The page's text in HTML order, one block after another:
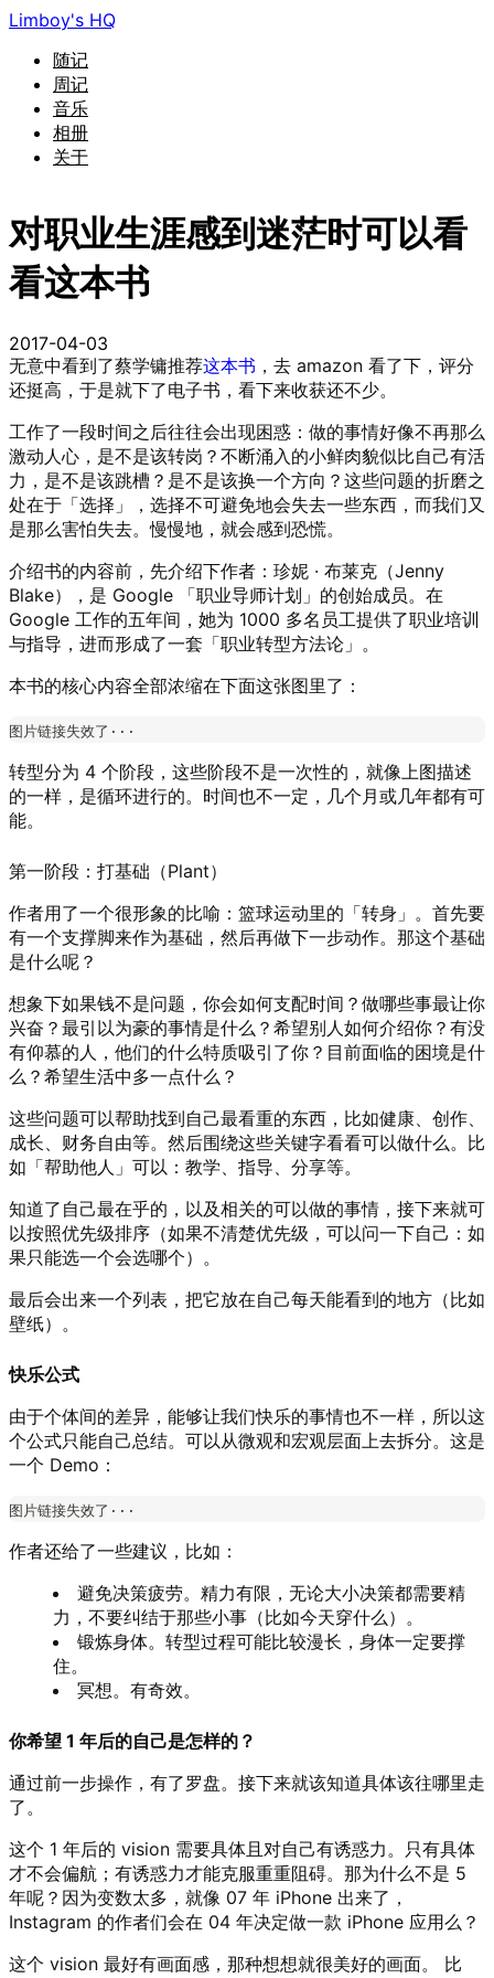
Limboy's HQ
随记
周记
音乐
相册
关于
对职业生涯感到迷茫时可以看
看这本书
2017-04-03
无意中看到了蔡学镛推荐这本书 ，去 amazon 看了下，评分
还挺高，于是就下了电子书，看下来收获还不少。
工作了一段时间之后往往会出现困惑：做的事情好像不再那么
激动人心，是不是该转岗？不断涌入的小鲜肉貌似比自己有活
力，是不是该跳槽？是不是该换一个方向？这些问题的折磨之
处在于「选择」，选择不可避免地会失去一些东西，而我们又
是那么害怕失去。慢慢地，就会感到恐慌。
介绍书的内容前，先介绍下作者：珍妮 · 布莱克（Jenny
Blake），是 Google 「职业导师计划」的创始成员。在
Google 工作的五年间，她为 1000 多名员工提供了职业培训
与指导，进而形成了一套「职业转型方法论」。
本书的核心内容全部浓缩在下面这张图里了：
图片链接失效了···
转型分为 4 个阶段，这些阶段不是一次性的，就像上图描述
的一样，是循环进行的。时间也不一定，几个月或几年都有可
能。
第一阶段：打基础（Plant）
作者用了一个很形象的比喻：篮球运动里的「转身」。首先要
有一个支撑脚来作为基础，然后再做下一步动作。那这个基础
是什么呢？
想象下如果钱不是问题，你会如何支配时间？做哪些事最让你
兴奋？最引以为豪的事情是什么？希望别人如何介绍你？有没
有仰慕的人，他们的什么特质吸引了你？目前面临的困境是什
么？希望生活中多一点什么？
这些问题可以帮助找到自己最看重的东西，比如健康、创作、
成长、财务自由等。然后围绕这些关键字看看可以做什么。比
如「帮助他人」可以：教学、指导、分享等。
知道了自己最在乎的，以及相关的可以做的事情，接下来就可
以按照优先级排序（如果不清楚优先级，可以问一下自己：如
果只能选一个会选哪个）。
最后会出来一个列表，把它放在自己每天能看到的地方（比如
壁纸）。
快乐公式
由于个体间的差异，能够让我们快乐的事情也不一样，所以这
个公式只能自己总结。可以从微观和宏观层面上去拆分。这是
一个 Demo：
图片链接失效了···
作者还给了一些建议，比如：
避免决策疲劳。精力有限，无论大小决策都需要精
力，不要纠结于那些小事（比如今天穿什么）。
锻炼身体。转型过程可能比较漫长，身体一定要撑
住。
冥想。有奇效。
你希望 1 年后的自己是怎样的？
通过前一步操作，有了罗盘。接下来就该知道具体该往哪里走
了。
这个 1 年后的 vision 需要具体且对自己有诱惑力。只有具体
才不会偏航；有诱惑力才能克服重重阻碍。那为什么不是 5
年呢？因为变数太多，就像 07 年 iPhone 出来了，
Instagram 的作者们会在 04 年决定做一款 iPhone 应用么？
这个 vision 最好有画面感，那种想想就很美好的画面。 比